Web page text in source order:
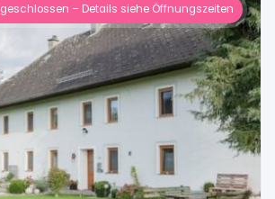
– Details siehe Öffnungszeiten